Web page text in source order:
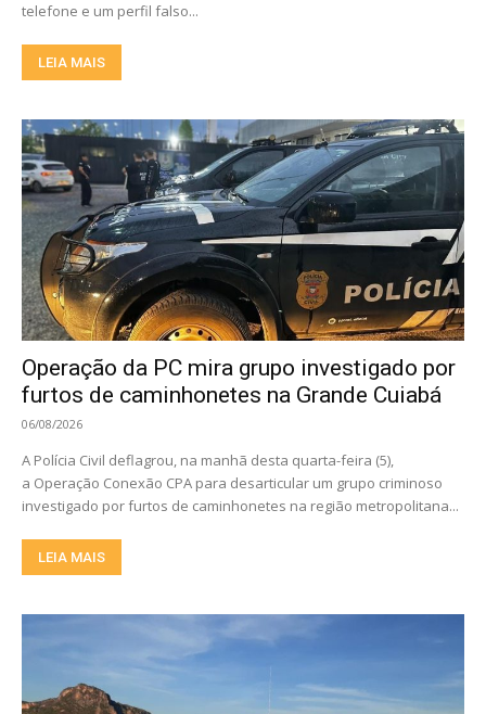
telefone e um perfil falso...
LEIA MAIS
Operação da PC mira grupo investigado por
furtos de caminhonetes na Grande Cuiabá
06/08/2026
A Polícia Civil deflagrou, na manhã desta quarta-feira (5),
a Operação Conexão CPA para desarticular um grupo criminoso
investigado por furtos de caminhonetes na região metropolitana...
LEIA MAIS